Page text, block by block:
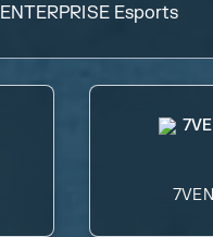
ENTERPRISE Esports
7VEN